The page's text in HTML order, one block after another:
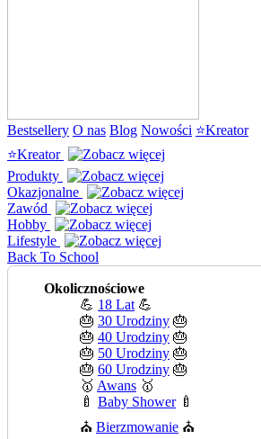
Bestsellery O nas Blog Nowości ⭐Kreator
⭐Kreator
Produkty
Okazjonalne
Zawód
Hobby
Lifestyle
Back To School
Okolicznościowe
💪 18 Lat 💪
🎂 30 Urodziny 🎂
🎂 40 Urodziny 🎂
🎂 50 Urodziny 🎂
🎂 60 Urodziny 🎂
🥇 Awans 🥇
🍼 Baby Shower🍼
⛪ Bierzmowanie ⛪